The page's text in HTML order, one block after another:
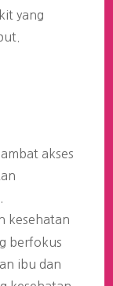
yang
akses
kesehatan
berfokus
ibu dan